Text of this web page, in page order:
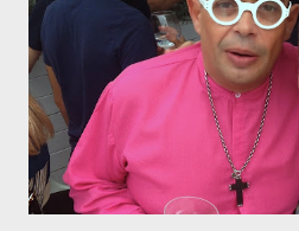
“hiperemesisgravídica”.Pasados los
gestación Marta tiró adelante con el
mamá feliz. Otro de los modelos
sido el madrileño, Emilio Flores , el
pasarelas ...